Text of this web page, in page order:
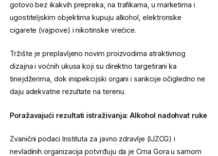
gotovo bez ikakvih prepreka, na trafikama, u marketima i
ugostiteljskim objektima kupuju alkohol, elektronske
cigarete (vajpove) i nikotinske vrećice.
Tržište je preplavljeno novim proizvodima atraktivnog
dizajna i voćnih ukusa koji su direktno targetirani ka
tinejdžerima, dok inspekcijski organi i sankcije očigledno ne
daju adekvatne rezultate na terenu.
Poražavajući rezultati istraživanja: Alkohol nadohvat ruke
Zvanični podaci Instituta za javno zdravlje (IJZCG) i
nevladinih organizacija potvrđuju da je Crna Gora u samom